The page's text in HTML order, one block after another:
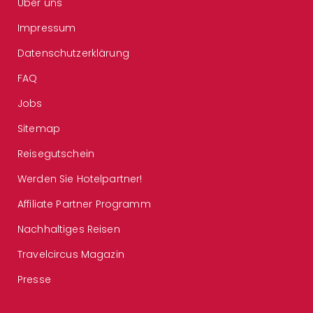
Über uns
Impressum
Datenschutzerklärung
FAQ
Jobs
Sitemap
Reisegutschein
Werden Sie Hotelpartner!
Affiliate Partner Programm
Nachhaltiges Reisen
Travelcircus Magazin
Presse